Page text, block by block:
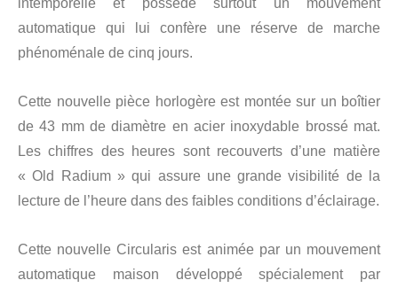
automatique qui lui confère une réserve de marche
phénoménale de cinq jours.
Cette nouvelle pièce horlogère est montée sur un boîtier
de 43 mm de diamètre en acier inoxydable brossé mat.
Les chiffres des heures sont recouverts d’une matière
« Old Radium » qui assure une grande visibilité de la
lecture de l’heure dans des faibles conditions d’éclairage.
Cette nouvelle Circularis est animée par un mouvement
automatique maison développé spécialement par